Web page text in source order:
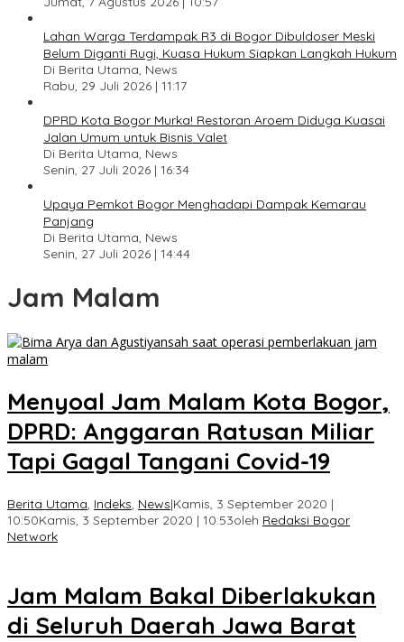
Lahan Warga Terdampak R3 di Bogor Dibuldoser Meski
Belum Diganti Rugi, Kuasa Hukum Siapkan Langkah Hukum
Di Berita Utama, News
Rabu, 29 Juli 2026 | 11:17
DPRD Kota Bogor Murka! Restoran Aroem Diduga Kuasai
Jalan Umum untuk Bisnis Valet
Di Berita Utama, News
Senin, 27 Juli 2026 | 16:34
Upaya Pemkot Bogor Menghadapi Dampak Kemarau
Panjang
Di Berita Utama, News
Senin, 27 Juli 2026 | 14:44
Jam Malam
Menyoal Jam Malam Kota Bogor,
DPRD: Anggaran Ratusan Miliar
Tapi Gagal Tangani Covid-19
Berita Utama, Indeks, News|Kamis, 3 September 2020 |
10:50Kamis, 3 September 2020 | 10:53oleh Redaksi Bogor
Network
Jam Malam Bakal Diberlakukan
di Seluruh Daerah Jawa Barat